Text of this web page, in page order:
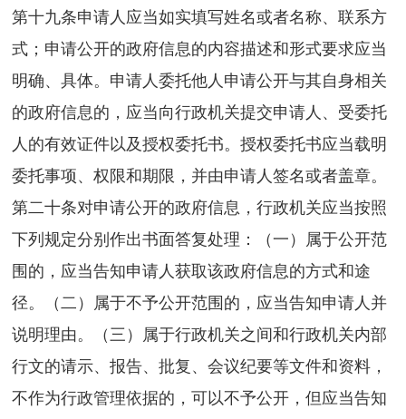
第十九条申请人应当如实填写姓名或者名称、联系方
式；申请公开的政府信息的内容描述和形式要求应当
明确、具体。申请人委托他人申请公开与其自身相关
的政府信息的，应当向行政机关提交申请人、受委托
人的有效证件以及授权委托书。授权委托书应当载明
委托事项、权限和期限，并由申请人签名或者盖章。
第二十条对申请公开的政府信息，行政机关应当按照
下列规定分别作出书面答复处理：（一）属于公开范
围的，应当告知申请人获取该政府信息的方式和途
径。（二）属于不予公开范围的，应当告知申请人并
说明理由。（三）属于行政机关之间和行政机关内部
行文的请示、报告、批复、会议纪要等文件和资料，
不作为行政管理依据的，可以不予公开，但应当告知